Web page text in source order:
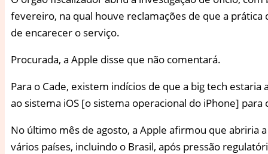
fevereiro, na qual houve reclamações de que a
de encarecer o serviço.
Procurada, a Apple disse que não comentará.
Para o Cade, existem indícios de que a big tech
ao sistema iOS [o sistema operacional do iPhone]
No último mês de agosto, a Apple afirmou que abriria
vários países, incluindo o Brasil, após pressão